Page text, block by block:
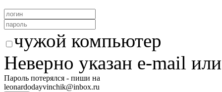
чужой компьютер
Неверно указан e-mail
Пароль потерялся - пиши на
leonardodayvinchik@inbox.ru